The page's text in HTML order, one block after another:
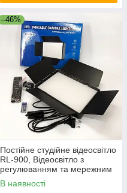
–46%
Постійне студійне відеосвітло
RL-900, Відеосвітло з
регулюванням та мережним
адаптером VA-68
В наявності